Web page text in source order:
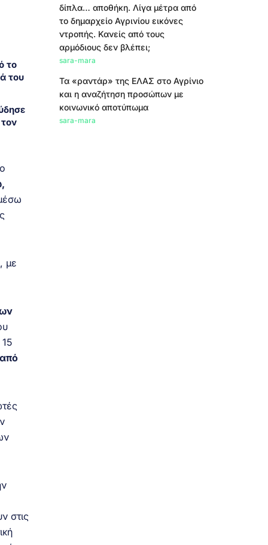
το
του
με
στις
δίπλα… αποθήκη. Λίγα μέτρα από
το δημαρχείο Αγρινίου εικόνες
ντροπής. Κανείς από τους
αρμόδιους δεν βλέπει;
sara-mara
Τα «ραντάρ» της ΕΛΑΣ στο Αγρίνιο
και η αναζήτηση προσώπων με
κοινωνικό αποτύπωμα
sara-mara